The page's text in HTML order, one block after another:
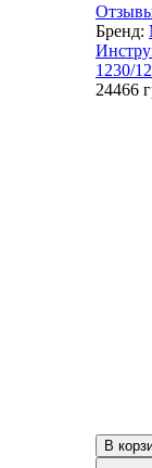
Бренд:
1230/
24466
В